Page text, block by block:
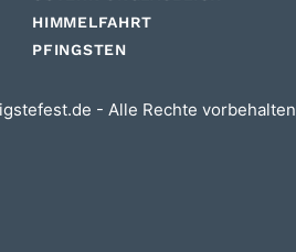
HIMMELFAHRT
PFINGSTEN
- Alle Rechte vorbehalten